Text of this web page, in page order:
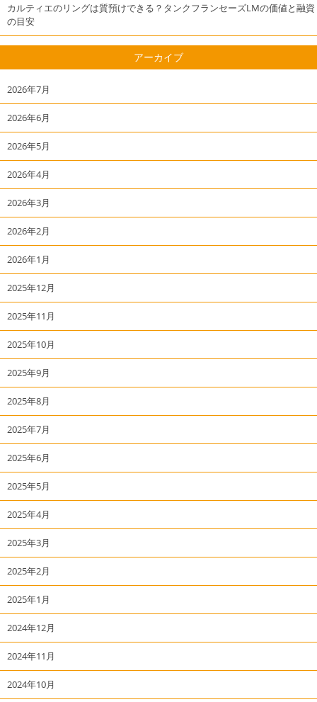
カルティエのリングは質預けできる？タンクフランセーズLMの価値と融資
の目安
アーカイブ
2026年7月
2026年6月
2026年5月
2026年4月
2026年3月
2026年2月
2026年1月
2025年12月
2025年11月
2025年10月
2025年9月
2025年8月
2025年7月
2025年6月
2025年5月
2025年4月
2025年3月
2025年2月
2025年1月
2024年12月
2024年11月
2024年10月